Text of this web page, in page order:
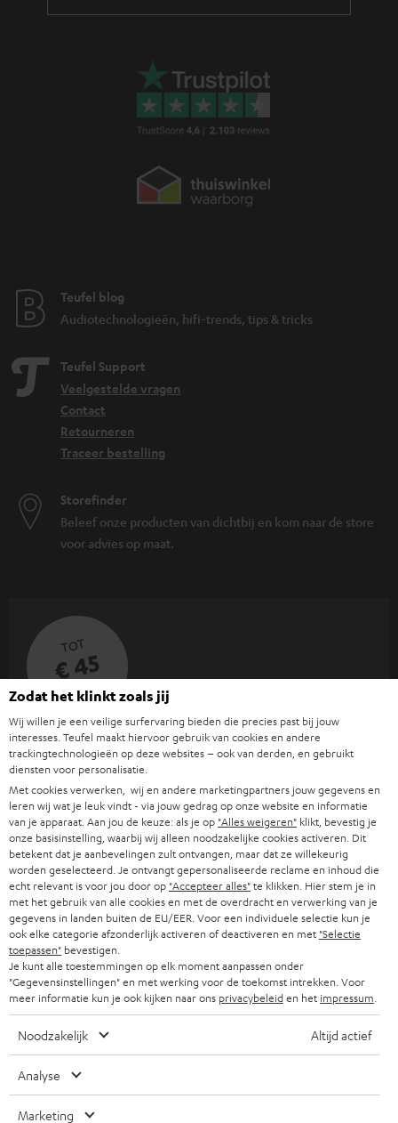
Teufel blog
Audiotechnologieën, hifi-trends, tips & tricks
Teufel Support
Veelgestelde vragen
Contact
Retourneren
Traceer bestelling
Storefinder
Beleef onze producten van dichtbij en kom naar de store
voor advies op maat.
TOT
€ 45
KORTING
A
a
n
m
e
l
d
e
n
v
o
o
r
n
i
Kies je korting!
Meld je aan voor de nieuwsbrief en ontvang een
welkomstkado tot € 45
EMAIL
WIDGET
Categorieën
HOME CINEMA SPEAKERS
COMPLETE SYSTEMEN
Bedrijf
Zodat het klinkt zoals jij
Wij willen je een veilige surfervaring bieden die precies past bij jouw
interesses. Teufel maakt hiervoor gebruik van cookies en andere
trackingtechnologieën op deze websites – ook van derden, en gebruikt
diensten voor personalisatie.
Met cookies verwerken, wij en andere marketingpartners jouw gegevens en
leren wij wat je leuk vindt - via jouw gedrag op onze website en informatie
van je apparaat. Aan jou de keuze: als je op "Alles weigeren" klikt, bevestig je
onze basisinstelling, waarbij wij alleen noodzakelijke cookies activeren. Dit
betekent dat je aanbevelingen zult ontvangen, maar dat ze willekeurig
worden geselecteerd. Je ontvangt gepersonaliseerde reclame en inhoud die
echt relevant is voor jou door op "Accepteer alles"te klikken. Hier stem je in
met het gebruik van alle cookies en met de overdracht en verwerking van je
gegevens in landen buiten de EU/EER. Voor een individuele selectie kun je
ook elke categorie afzonderlijk activeren of deactiveren en met "Selectie
toepassen" bevestigen.
Je kunt alle toestemmingen op elk moment aanpassen onder
"Gegevensinstellingen" en met werking voor de toekomst intrekken. Voor
meer informatie kun je ook kijken naar ons privacybeleiden het impressum
Noodzakelijk Altijd actief
Analyse
Marketing